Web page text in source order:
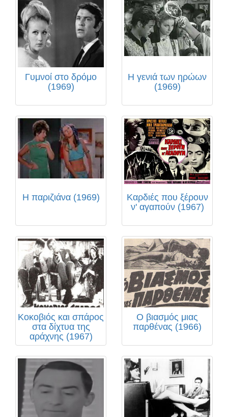
Γυμνοί στο δρόμο
(1969)
Η γενιά των ηρώων
(1969)
Η παριζιάνα (1969)
Καρδιές που ξέρουν
ν' αγαπούν (1967)
Κοκοβιός και σπάρος
στα δίχτυα της
αράχνης (1967)
Ο βιασμός μιας
παρθένας (1966)